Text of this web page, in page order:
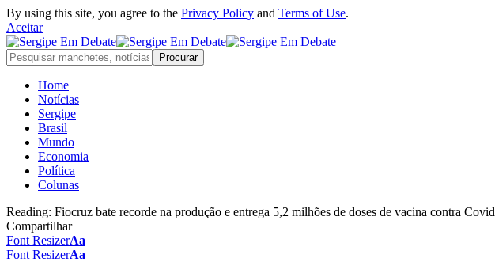
By using this site, you agree to the Privacy Policy and Terms of Use.
Aceitar
Home
Notícias
Sergipe
Brasil
Mundo
Economia
Política
Colunas
Reading: Fiocruz bate recorde na produção e entrega 5,2 milhões de doses de vacina contra Covid
Compartilhar
Font ResizerAa
Font ResizerAa